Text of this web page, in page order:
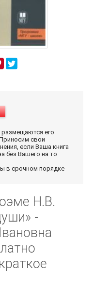
размещаются его
свои
если Ваша книга
без Вашего на то
в срочном порядке
Н.В.
-